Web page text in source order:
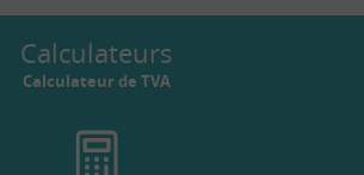
Calculateurs
Calculateur de TVA